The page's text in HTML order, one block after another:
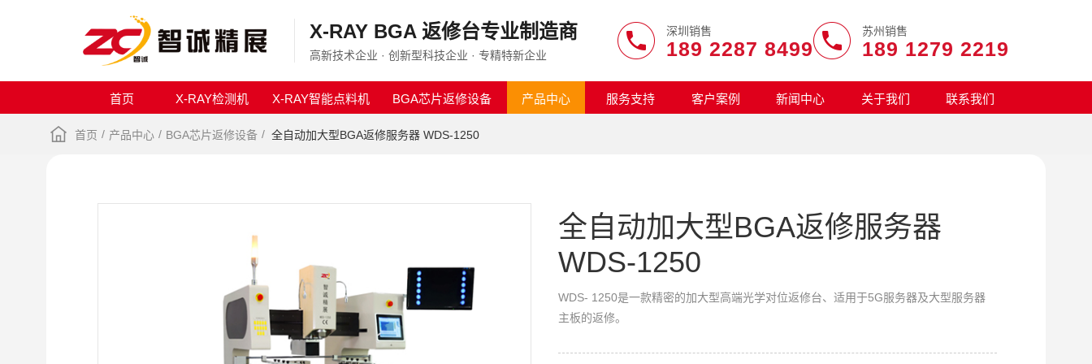
X-RAY BGA 返修台专业制造商
高新技术企业 · 创新型科技企业 · 专精特新企业
深圳销售
189 2287 8499
苏州销售
189 1279 2219
首页 X-RAY检测机 X-RAY智能点料机 BGA芯片返修设备 产品中心 服务支持 客户案例 新闻中心 关于我们 联系我们
首页 / 产品中心 / BGA芯片返修设备 / 全自动加大型BGA返修服务器 WDS-1250
全自动加大型BGA返修服务器
WDS-1250
WDS- 1250是一款精密的加大型高端光学对位返修台、适用于5G服务器及大型服务器
主板的返修。